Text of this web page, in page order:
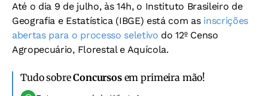
Até o dia 9 de julho, às 14h, o Instituto Brasileiro de
Geografia e Estatística (IBGE) está com as inscrições
abertas para o processo seletivo do 12º Censo
Agropecuário, Florestal e Aquícola.
Tudo sobreConcursosem primeira mão!